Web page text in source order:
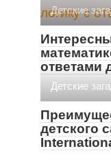
Детские
ответами
Детские
детского